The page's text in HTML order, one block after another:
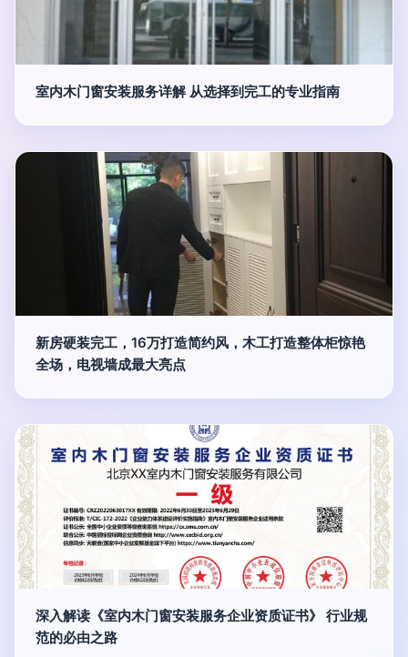
室内木门窗安装服务详解 从选择到完工的专业指南
新房硬装完工，16万打造简约风，木工打造整体柜惊艳
全场，电视墙成最大亮点
深入解读《室内木门窗安装服务企业资质证书》 行业规
范的必由之路